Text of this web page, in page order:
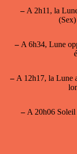
–A 2h11, la
–A 6h34, Lune
–A 12h17, la Lune
–A 20h06 Soleil